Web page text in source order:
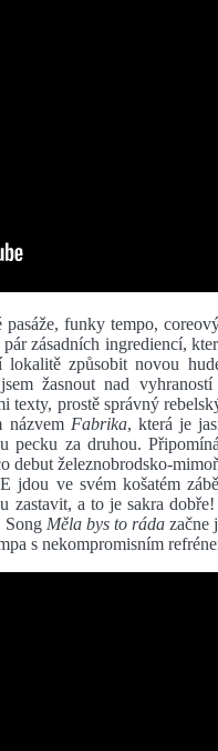
funky tempo,
zásadních ingrediencí,
lokalitě způsobit novou
žasnout nad
prostě správný
názvem Fabrika, která je
pecku za druhou.
debut železnobrodsko-
jdou ve svém košatém
zastavit, a to je sakra
Song Měla bys to ráda začne
s nekompromisním